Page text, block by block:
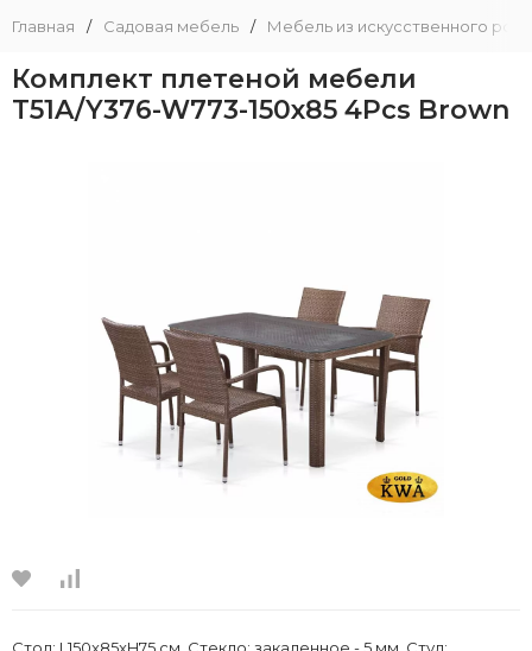
Главная / Садовая мебель / Мебель из искусственного
Комплект плетеной мебели
T51A/Y376-W773-150x85 4Pcs Brown